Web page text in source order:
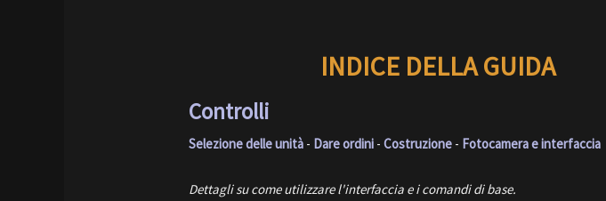
INDICE DELLA GUIDA
Controlli
Selezione delle unità - Dare ordini -Costruzione - Fotocamera e interfaccia
Dettagli su come utilizzare l'interfaccia e i comandi di base.